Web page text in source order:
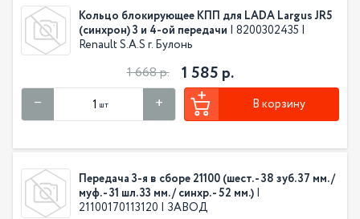
Кольцо блокирующее КПП для LADA Largus JR5
(синхрон) 3 и 4-ой передачи | 8200302435 |
Renault S.A.S г. Булонь
1 668 р. 1 585 р.
шт В корзину
Передача 3-я в сборе 21100 (шест. - 38 зуб. 37 мм. /
муф. - 31 шл. 33 мм. / синхр. - 52 мм.) |
21100170113120 | ЗАВОД